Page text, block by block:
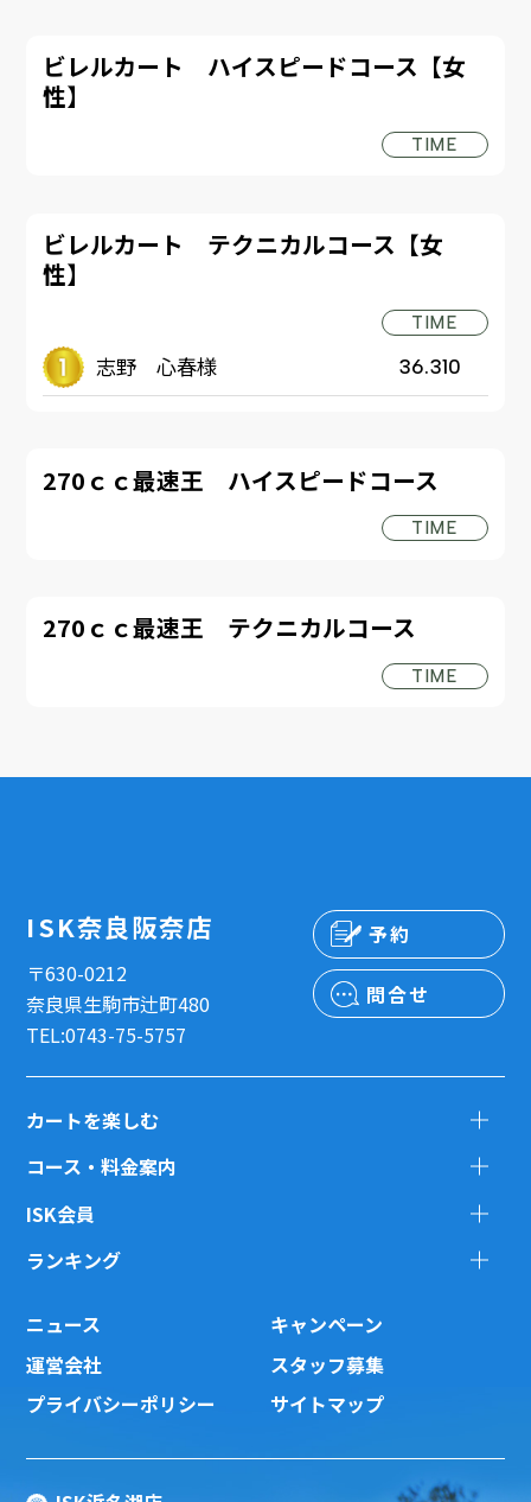
ビレルカート ハイスピードコース【女
性】
TIME
ビレルカート テクニカルコース【女
性】
TIME
志野 心春様 36.310
270ｃｃ最速王 ハイスピードコース
TIME
270ｃｃ最速王 テクニカルコース
TIME
ISK奈良阪奈店
〒630-0212
奈良県生駒市辻町480
TEL:0743-75-5757
予約
問合せ
カートを楽しむ
コース・料金案内
ISK会員
ランキング
ニュース
キャンペーン
運営会社
スタッフ募集
プライバシーポリシー
サイトマップ